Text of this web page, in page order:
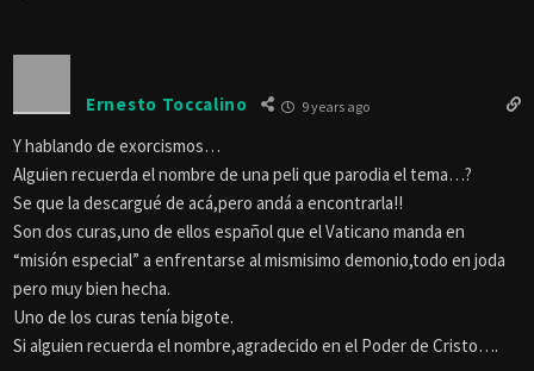
Ernesto Toccalino 9 years ago
Y hablando de exorcismos…
Alguien recuerda el nombre de una peli que parodia el tema…?
Se que la descargué de acá,pero andá a encontrarla!!
Son dos curas,uno de ellos español que el Vaticano manda en
“misión especial” a enfrentarse al mismisimo demonio,todo en joda
pero muy bien hecha.
Uno de los curas tenía bigote.
Si alguien recuerda el nombre,agradecido en el Poder de Cristo….